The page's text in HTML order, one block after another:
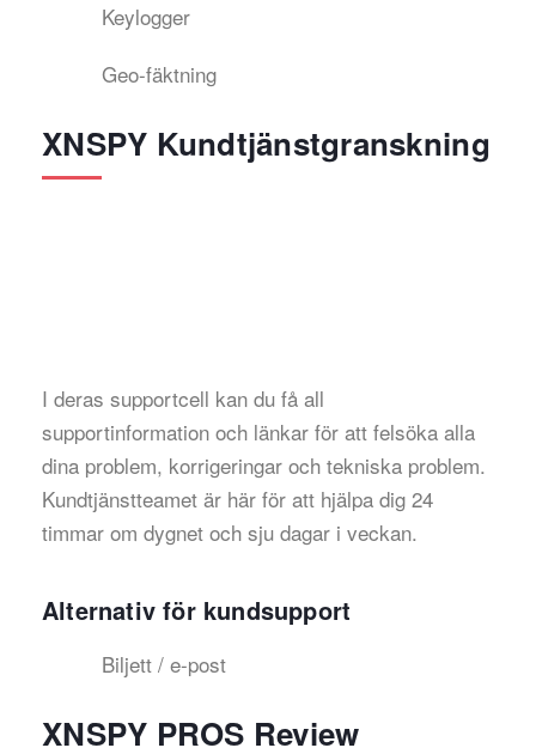
Keylogger
Geo-fäktning
XNSPY Kundtjänstgranskning
I deras supportcell kan du få all
supportinformation och länkar för att felsöka alla
dina problem, korrigeringar och tekniska problem.
Kundtjänstteamet är här för att hjälpa dig 24
timmar om dygnet och sju dagar i veckan.
Alternativ för kundsupport
Biljett / e-post
XNSPY PROS Review